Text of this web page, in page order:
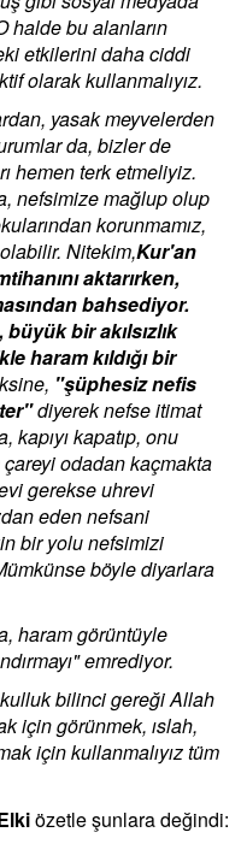
halde bu alanların
etkilerini daha ciddi
olarak kullanmalıyız.
yasak meyvelerden
da, bizler de
hemen terk etmeliyiz.
nefsimize mağlup olup
korunmamız,
Nitekim,Kur'an
aktarırken,
bahsediyor.
bir akılsızlık
haram kıldığı bir
"şüphesiz nefis
diyerek nefse itimat
kapatıp, onu
odadan kaçmakta
gerekse uhrevi
eden nefsani
bir yolu nefsimizi
böyle diyarlara
haram görüntüyle
emrediyor.
bilinci gereği Allah
için görünmek, ıslah,
için kullanmalıyız tüm
özetle şunlara değindi: